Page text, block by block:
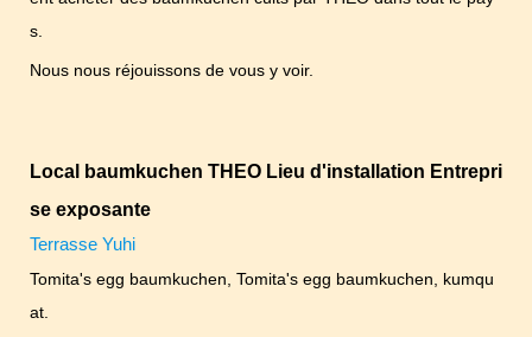
s.
Nous nous réjouissons de vous y voir.
Local baumkuchen THEO Lieu d'installation Entrepri
se exposante
Terrasse Yuhi
Tomita's egg baumkuchen, Tomita's egg baumkuchen, kumqu
at.